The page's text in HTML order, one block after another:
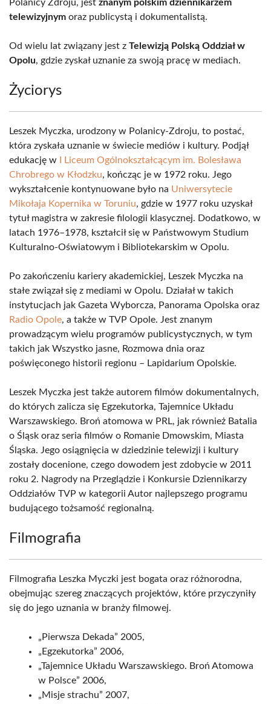
Polanicy Zdroju, jest znanym polskim dziennikarzem
telewizyjnym oraz publicystą i dokumentalistą.
Od wielu lat związany jest z Telewizją Polską Oddział w
Opolu, gdzie zyskał uznanie za swoją pracę w mediach.
Życiorys
Leszek Myczka, urodzony w Polanicy-Zdroju, to postać,
która zyskała uznanie w świecie mediów i kultury. Podjął
edukację w
I Liceum Ogólnokształcącym im. Bolesława
Chrobrego w Kłodzku, kończąc je w 1972 roku. Jego
wykształcenie kontynuowane było na Uniwersytecie
Mikołaja Kopernika w Toruniu, gdzie w 1977 roku uzyskał
tytuł magistra w zakresie filologii klasycznej. Dodatkowo, w
latach 1976–1978, kształcił się w Państwowym Studium
Kulturalno-Oświatowym i Bibliotekarskim w Opolu.
Po zakończeniu kariery akademickiej, Leszek Myczka na
stałe związał się z mediami w Opolu. Działał w takich
instytucjach jak Gazeta Wyborcza, Panorama Opolska oraz
Radio Opole, a także w TVP Opole. Jest znanym
prowadzącym wielu programów publicystycznych, w tym
takich jak Wszystko jasne, Rozmowa dnia oraz
poświęconego historii regionu – Lapidarium Opolskie.
Leszek Myczka jest także autorem filmów dokumentalnych,
do których zalicza się Egzekutorka, Tajemnice Układu
Warszawskiego. Broń atomowa w PRL, jak również Batalia
o Śląsk oraz seria filmów o Romanie Dmowskim, Miasta
Śląska. Jego osiągnięcia w dziedzinie telewizji i kultury
zostały docenione, czego dowodem jest zdobycie w 2011
roku 2. Nagrody na Przeglądzie i Konkursie Dziennikarzy
Oddziałów TVP w kategorii Autor najlepszego programu
budującego tożsamość regionalną.
Filmografia
Filmografia Leszka Myczki jest bogata oraz różnorodna,
obejmując szereg znaczących projektów, które przyczyniły
się do jego uznania w branży filmowej.
„Pierwsza Dekada” 2005,
„Egzekutorka” 2006,
„Tajemnice Układu Warszawskiego. Broń Atomowa
w Polsce” 2006,
„Misje strachu” 2007,